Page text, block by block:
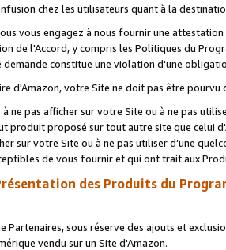
chez les utilisateurs quant à la
vous engagez à nous fournir une
de l'Accord, y compris les Politiques du
constitue une violation d'une
d'Amazon, votre Site ne doit pas être
à ne pas afficher sur votre Site ou à ne pas
produit proposé sur tout autre site que celui
sur votre Site ou à ne pas utiliser d’une
de vous fournir et qui ont trait aux
des Produits du
Partenaires, sous réserve des ajouts et
vendu sur un Site d'Amazon.